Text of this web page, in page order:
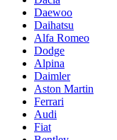
Daewoo
Daihatsu
Alfa Romeo
Dodge
Alpina
Daimler
Aston Martin
Ferrari
Audi
Fiat